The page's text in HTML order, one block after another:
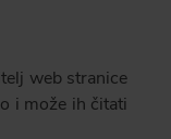
web stranice
i može ih čitati